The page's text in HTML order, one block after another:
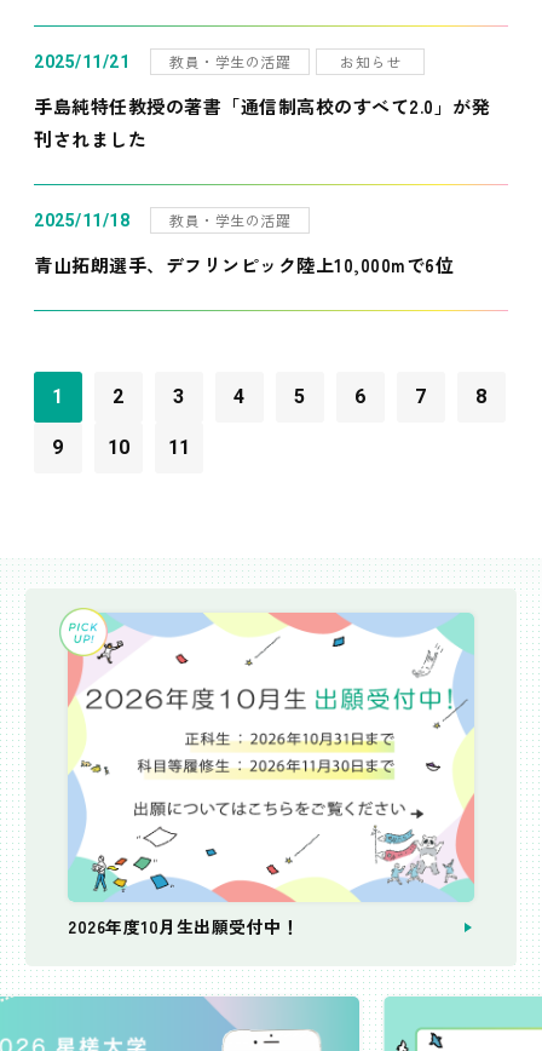
2025/11/21 教員・学生の活躍 お知らせ
手島純特任教授の著書「通信制高校のすべて2.0」が発
刊されました
2025/11/18 教員・学生の活躍
青山拓朗選手、デフリンピック陸上10,000mで6位
1 2 3 4 5 6 7 8
9 10 11
2026年度10月生出願受付中！